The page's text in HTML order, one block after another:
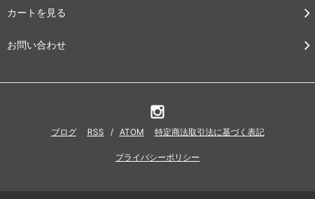
10EE
55,000円(税込)
カートを見る
お問い合わせ
ブログ RSS / ATOM 特定商法取引法に基づく表記
プライバシーポリシー